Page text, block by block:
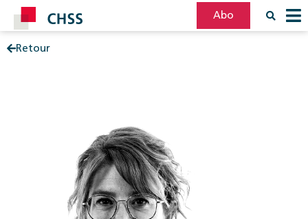
Abo
Retour